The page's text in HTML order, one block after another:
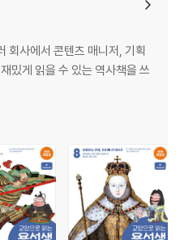
회사에서 콘텐츠 매니저, 기획
밌게 읽을 수 있는 역사책을 쓰